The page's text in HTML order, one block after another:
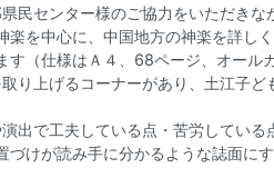
民センター様のご協力をいただき
を中心に、中国地方の神楽を詳し
（仕様はＡ４、68ページ、オールカ
り上げるコーナーがあり、土江子ど
出で工夫している点・苦労している
けが読み手に分かるような誌面に